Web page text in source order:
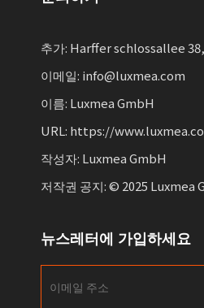
추가: Harffer schlossallee
이메일: info@luxmea.com
이름: Luxmea GmbH
URL: https://
작성자: Luxmea GmbH
저작권 공지: © 2025 Luxmea
뉴스레터에 가입하세요